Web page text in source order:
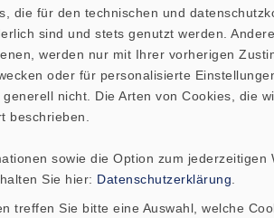
die für den technischen und
sind und stets genutzt werden.
werden nur mit Ihrer vorherigen
oder für personalisierte
nicht. Die Arten von Cookies, die
beschrieben.
sowie die Option zum jederzeitigen
Sie hier: Datenschutzerklärung
treffen Sie bitte eine Auswahl, welche